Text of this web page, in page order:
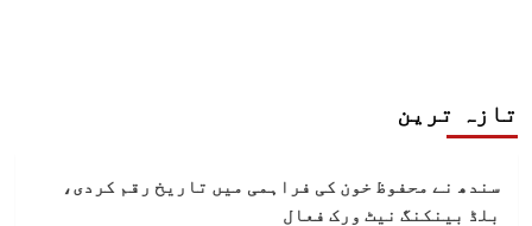
تازہ ترین
سندھ نے محفوظ خون کی فراہمی میں تاریخ رقم کردی،
بلڈ بینکنگ نیٹ ورک فعال